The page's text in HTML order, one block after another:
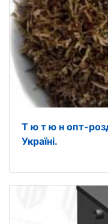
Т ю т ю н опт-
Укpaїні.